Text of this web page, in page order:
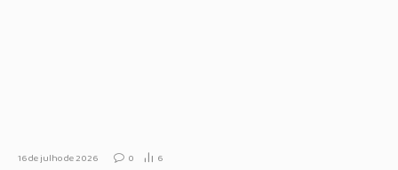
16 de julho de 2026 0 6